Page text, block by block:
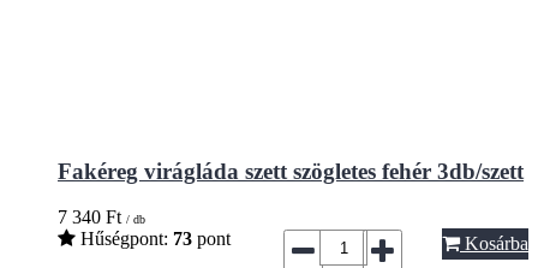
Fakéreg virágláda szett szögletes fehér 3db/szett
7 340 Ft / db
Hűségpont: 73 pont Kosárba